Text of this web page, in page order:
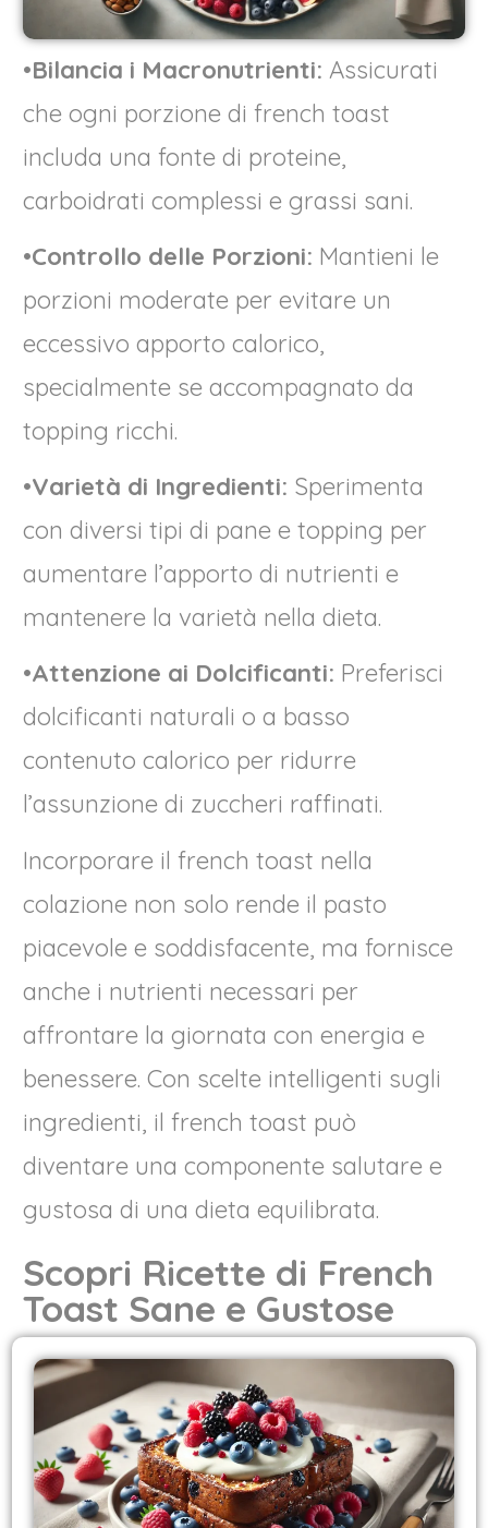
•Bilancia i Macronutrienti: Assicurati
che ogni porzione di french toast
includa una fonte di proteine,
carboidrati complessi e grassi sani.
•Controllo delle Porzioni: Mantieni le
porzioni moderate per evitare un
eccessivo apporto calorico,
specialmente se accompagnato da
topping ricchi.
•Varietà di Ingredienti: Sperimenta
con diversi tipi di pane e topping per
aumentare l’apporto di nutrienti e
mantenere la varietà nella dieta.
•Attenzione ai Dolcificanti: Preferisci
dolcificanti naturali o a basso
contenuto calorico per ridurre
l’assunzione di zuccheri raffinati.
Incorporare il french toast nella
colazione non solo rende il pasto
piacevole e soddisfacente, ma fornisce
anche i nutrienti necessari per
affrontare la giornata con energia e
benessere. Con scelte intelligenti sugli
ingredienti, il french toast può
diventare una componente salutare e
gustosa di una dieta equilibrata.
Scopri Ricette di French
Toast Sane e Gustose